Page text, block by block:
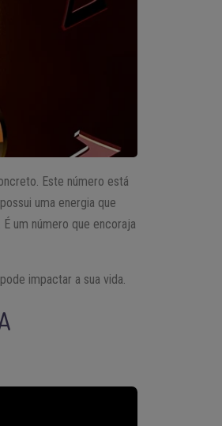
Este número está
uma energia que
um número que encoraja
impactar a sua vida.